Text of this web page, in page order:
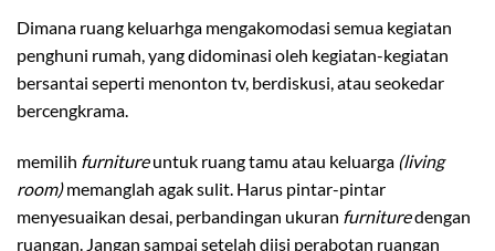
Dimana ruang keluarhga mengakomodasi semua kegiatan
penghuni rumah, yang didominasi oleh kegiatan-kegiatan
bersantai seperti menonton tv, berdiskusi, atau seokedar
bercengkrama.
memilih furnitureuntuk ruang tamu atau keluarga (living
room)memanglah agak sulit. Harus pintar-pintar
menyesuaikan desai, perbandingan ukuran furnituredengan
ruangan. Jangan sampai setelah diisi perabotan ruangan